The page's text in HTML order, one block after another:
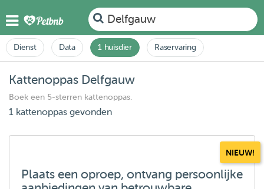
Delfgauw
Dienst Data 1 huisdier Raservaring
Kattenoppas Delfgauw
Boek een 5-sterren kattenoppas.
1 kattenoppas gevonden
NIEUW!
Plaats een oproep, ontvang persoonlijke